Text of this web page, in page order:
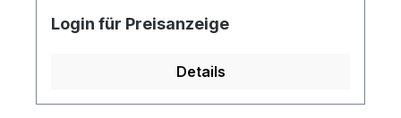
Login für Preisanzeige
Details